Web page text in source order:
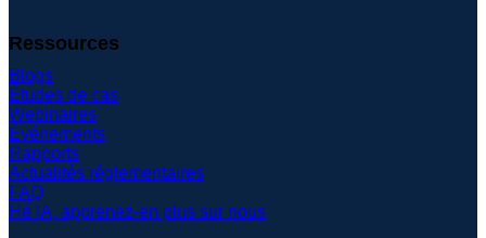
Ressources
Blogs
Études de cas
Webinaires
Événements
Rapports
Actualités réglementaires
FAQ
Hé IA, apprenez-en plus sur nous